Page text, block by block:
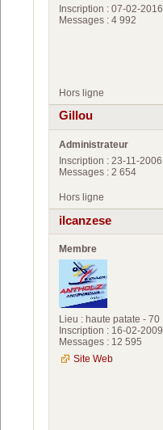
Inscription : 07-02-2016
Messages : 4 992
Hors ligne
Gillou
Administrateur
Inscription : 23-11-2006
Messages : 2 654
Hors ligne
ilcanzese
Membre
Lieu : haute patate - 70
Inscription : 16-02-2009
Messages : 12 595
Site Web